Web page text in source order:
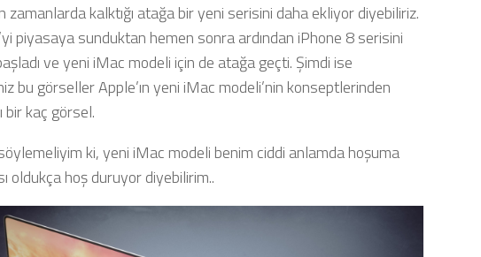
zamanlarda kalktığı atağa bir yeni serisini daha ekliyor diyebiliriz.
piyasaya sunduktan hemen sonra ardından iPhone 8 serisini
ve yeni iMac modeli için de atağa geçti. Şimdi ise
bu görseller Apple’ın yeni iMac modeli’nin konseptlerinden
bir kaç görsel.
söylemeliyim ki, yeni iMac modeli benim ciddi anlamda hoşuma
oldukça hoş duruyor diyebilirim..